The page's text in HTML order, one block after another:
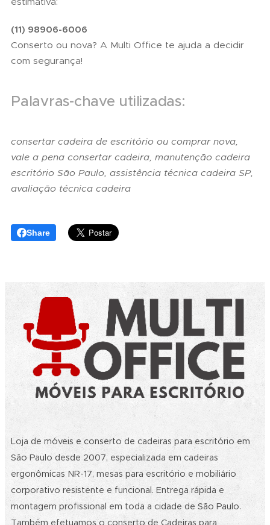
(11) 98906-6006
Conserto ou nova? A Multi Office te ajuda a decidir
com segurança!
Palavras-chave utilizadas:
consertar cadeira de escritório ou comprar nova,
vale a pena consertar cadeira, manutenção cadeira
escritório São Paulo, assistência técnica cadeira SP,
avaliação técnica cadeira
Share
Loja de móveis e conserto de cadeiras para escritório em
São Paulo desde 2007, especializada em cadeiras
ergonômicas NR-17, mesas para escritório e mobiliário
corporativo resistente e funcional. Entrega rápida e
montagem profissional em toda a cidade de São Paulo.
Também efetuamos o conserto de Cadeiras para